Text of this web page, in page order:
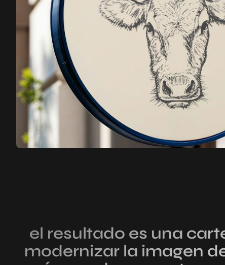
el resultado es una
modernizar la imagen